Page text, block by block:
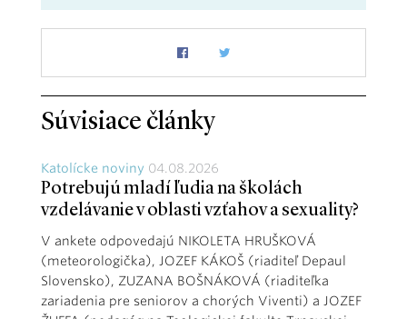
Súvisiace články
Katolícke noviny 04.08.2026
Potrebujú mladí ľudia na školách
vzdelávanie v oblasti vzťahov a sexuality?
V ankete odpovedajú NIKOLETA HRUŠKOVÁ
(meteorologička), JOZEF KÁKOŠ (riaditeľ Depaul
Slovensko), ZUZANA BOŠNÁKOVÁ (riaditeľka
zariadenia pre seniorov a chorých Viventi) a JOZEF